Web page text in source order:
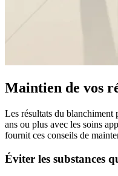
Maintien de vos
Les résultats du blanchiment
ans ou plus avec les soins
fournit ces conseils de
Éviter les substances